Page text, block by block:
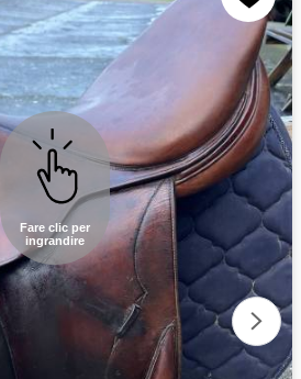
Fare clic per
ingrandire